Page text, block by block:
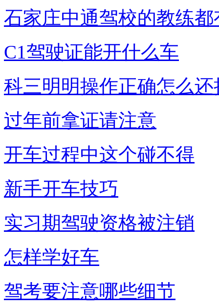
石家庄中通驾校的教练都
C1驾驶证能开什么车
科三明明操作正确怎么还
过年前拿证请注意
开车过程中这个碰不得
新手开车技巧
实习期驾驶资格被注销
怎样学好车
驾考要注意哪些细节